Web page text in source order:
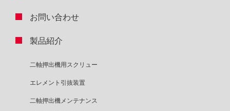
お問い合わせ
製品紹介
二軸押出機用スクリュー
エレメント引抜装置
二軸押出機メンテナンス